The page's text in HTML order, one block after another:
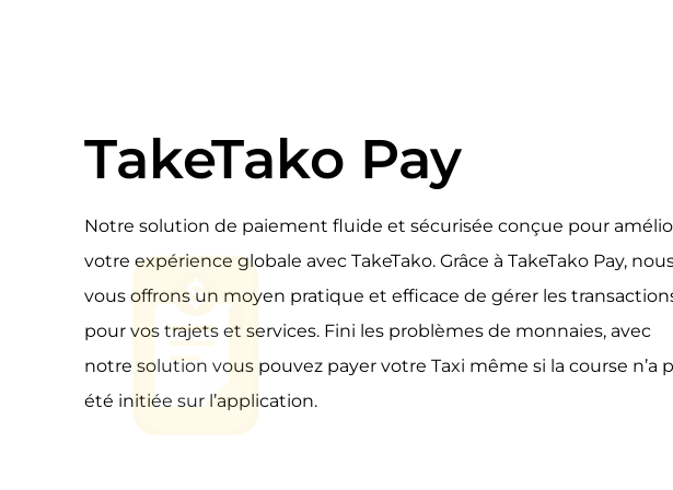
TakeTako Pay
Notre solution de paiement fluide et sécurisée conçue pour
votre expérience globale avec TakeTako. Grâce à TakeTako Pay,
vous offrons un moyen pratique et efficace de gérer les
pour vos trajets et services. Fini les problèmes de monnaies, avec
notre solution vous pouvez payer votre Taxi même si la course n’a
été initiée sur l’application.